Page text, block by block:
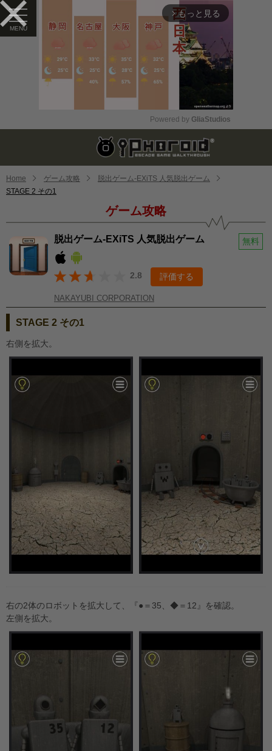
arrow_forward_ios もっと見る
Mute
Powered by GliaStudios
Home ゲーム攻略
脱出ゲーム-EXiTS 人気脱出ゲーム
STAGE 2 その1
ゲーム攻略
脱出ゲーム-EXiTS 人気脱出ゲーム 無料
2.8 評価する
NAKAYUBI CORPORATION
STAGE 2 その1
右側を拡大。
右の2体のロボットを拡大して、『●＝35、◆＝12』を確認。
左側を拡大。